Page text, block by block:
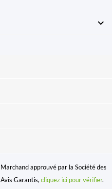

Marchand approuvé par la Société des
Avis Garantis, cliquez ici pour vérifier.